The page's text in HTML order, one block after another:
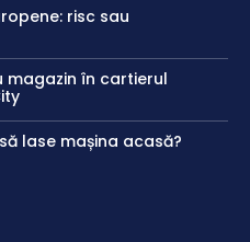
risc sau
magazin în cartierul
lase mașina acasă?